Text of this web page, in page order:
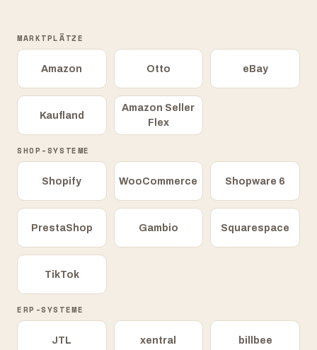
MARKTPLÄTZE
Amazon Otto eBay
Kaufland
Amazon Seller
Flex
SHOP-SYSTEME
Shopify WooCommerce Shopware 6
PrestaShop Gambio Squarespace
TikTok
ERP-SYSTEME
JTL xentral billbee